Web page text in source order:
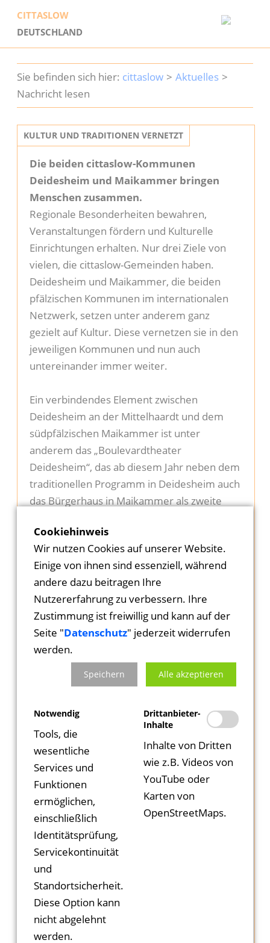
CITTASLOW
DEUTSCHLAND
cittaslow
Aktuelles
Nachricht lesen
KULTUR UND TRADITIONEN VERNETZT
Die beiden cittaslow-Kommunen
Deidesheim und Maikammer bringen
Menschen zusammen.
Regionale Besonderheiten bewahren,
Veranstaltungen fördern und Kulturelle
Einrichtungen erhalten. Nur drei Ziele von
vielen, die cittaslow-Gemeinden haben.
Deidesheim und Maikammer, die beiden
pfälzischen Kommunen im internationalen
Netzwerk, setzen unter anderem ganz
gezielt auf Kultur. Diese vernetzen sie in den
jeweiligen Kommunen und nun auch
untereinander immer weiter.
Ein verbindendes Element zwischen
Deidesheim an der Mittelhaardt und dem
südpfälzischen Maikammer ist unter
anderem das „Boulevardtheater
Deidesheim“, das ab diesem Jahr neben dem
traditionellen Programm in Deidesheim auch
das Bürgerhaus in Maikammer als zweite
Theaterleiter Boris Stjelja ist bereits seit
einigen Jahren mit verschiedenen
Produktionen in Maikammer erfolgreich zu
Gast. Dies wird nun intensiviert und so
werden noch mehr Menschen über die
Kultur zusammengebracht.
„Die Zusammenarbeit ist ein sichtbares
Zeichen des guten Miteinanders der beiden
cittaslow-Gemeinden im Herzen der Pfalz“,
Schäfer, dass das „heitere Theater mit Herz“
künftig als „Boulevardtheater Deidesheim-
Maikammer“ firmiert. „Neben unseren
großen Festen schaffen die
Kulturveranstaltungen in der Stadthalle
‚Paradiesgarten‘ und anderswo in der Stadt
die Möglichkeit, sich zu treffen,
auszutauschen oder inspirieren zu lassen“,
erklärt Deidesheims Bürgermeister Manfred
Dörr.
Cittaslow ist, so betont Dörr, das
internationale Markenzeichen für
Gemeinden, deren Ziel höchstmögliche
Cookiehinweis
Wir nutzen Cookies auf unserer Website.
Einige von ihnen sind essenziell, während
andere dazu beitragen Ihre
Nutzererfahrung zu verbessern. Ihre
Zustimmung ist freiwillig und kann auf der
Seite "Datenschutz" jederzeit widerrufen
werden.
Speichern Alle akzeptieren
Notwendig
Tools, die
wesentliche
Services und
Funktionen
ermöglichen,
einschließlich
Identitätsprüfung,
Servicekontinuität
und
Standortsicherheit.
Diese Option kann
nicht abgelehnt
werden.
Drittanbieter-
Inhalte
Inhalte von Dritten
wie z.B. Videos von
YouTube oder
Karten von
OpenStreetMaps.
Startseite
Cittaslow
Dabei sein
Service
Kontakt